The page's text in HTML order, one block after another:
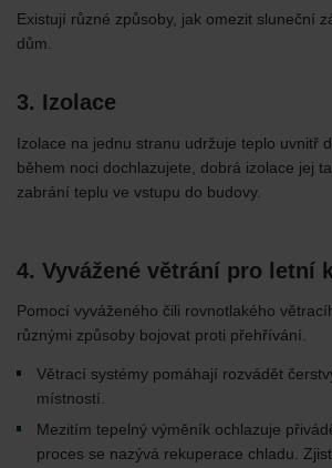
Existují různé způsoby, jak omezit sluneční
dům.
3. Izolace
Izolace na jednu stranu udržuje teplo uvnitř
během noci dochlazujete, dobrá izolace jej
zabrání teplu ve vstupu do budovy.
4. Vyvážené větrání pro letní
Pomocí vyváženého čili rovnotlakého
různými způsoby bojovat proti přehřívání.
Větrací systémy pomáhají rozvádět
místností.
Mezitím tepelný výměník ochlazuje
proces se nazývá rekuperace chladu.